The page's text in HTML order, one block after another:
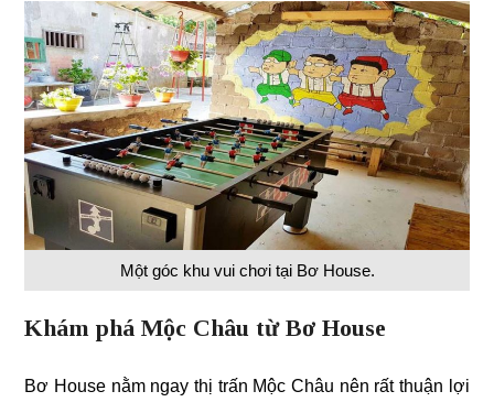
Một góc khu vui chơi tại Bơ House.
Khám phá Mộc Châu từ Bơ House
Bơ House nằm ngay thị trấn Mộc Châu nên rất thuận lợi